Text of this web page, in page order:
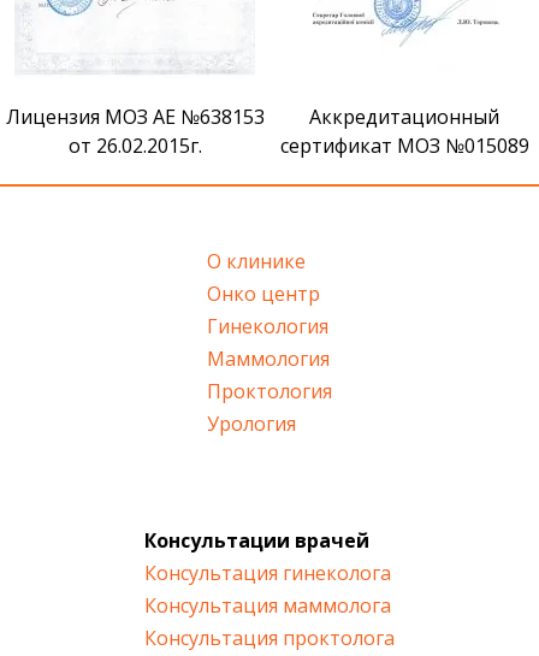
Лицензия МОЗ АЕ №638153
от 26.02.2015г.
Аккредитационный
сертификат МОЗ №015089
О клинике
Онко центр
Гинекология
Маммология
Проктология
Урология
Консультации врачей
Консультация гинеколога
Консультация маммолога
Консультация проктолога